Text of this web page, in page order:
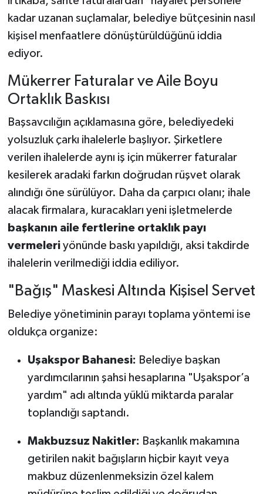
kadar uzanan suçlamalar, belediye bütçesinin nasıl
kişisel menfaatlere dönüştürüldüğünü iddia
ediyor.
Mükerrer Faturalar ve Aile Boyu
Ortaklık Baskısı
Başsavcılığın açıklamasına göre, belediyedeki
yolsuzluk çarkı ihalelerle başlıyor. Şirketlere
verilen ihalelerde aynı iş için mükerrer faturalar
kesilerek aradaki farkın doğrudan rüşvet olarak
alındığı öne sürülüyor. Daha da çarpıcı olanı; ihale
alacak firmalara, kuracakları yeni işletmelerde
başkanın aile fertlerine ortaklık payı
vermeleriyönünde baskı yapıldığı, aksi takdirde
ihalelerin verilmediği iddia ediliyor.
"Bağış" Maskesi Altında Kişisel Servet
Belediye yönetiminin parayı toplama yöntemi ise
oldukça organize:
Uşakspor Bahanesi: Belediye başkan
yardımcılarının şahsi hesaplarına "Uşakspor’a
yardım" adı altında yüklü miktarda paralar
toplandığı saptandı.
Makbuzsuz Nakitler: Başkanlık makamına
getirilen nakit bağışların hiçbir kayıt veya
makbuz düzenlenmeksizin özel kalem